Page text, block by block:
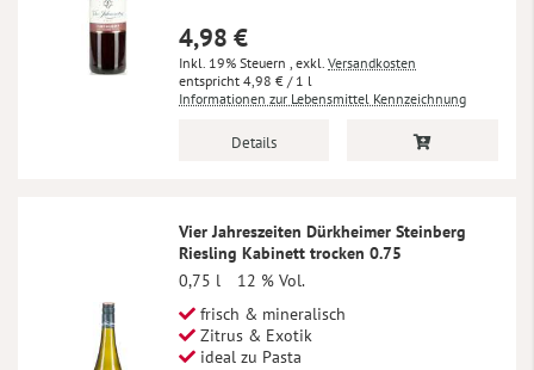
4,98 €
Inkl. 19% Steuern , exkl. Versandkosten
4,98 € / 1 l
Informationen zur Lebensmittel Kennzeichnung
Details
Vier Jahreszeiten Dürkheimer Steinberg
Riesling Kabinett trocken 0.75
0,75 l
12 % Vol.
frisch & mineralisch
Zitrus & Exotik
ideal zu Pasta